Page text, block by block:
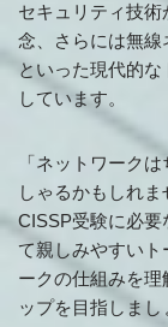
セキュリティ技
念、さらには無
といった現代的
しています。
「ネットワーク
しゃるかもしれま
CISSP受験に必要
て親しみやすいト
ークの仕組みを
ップを目指しまし